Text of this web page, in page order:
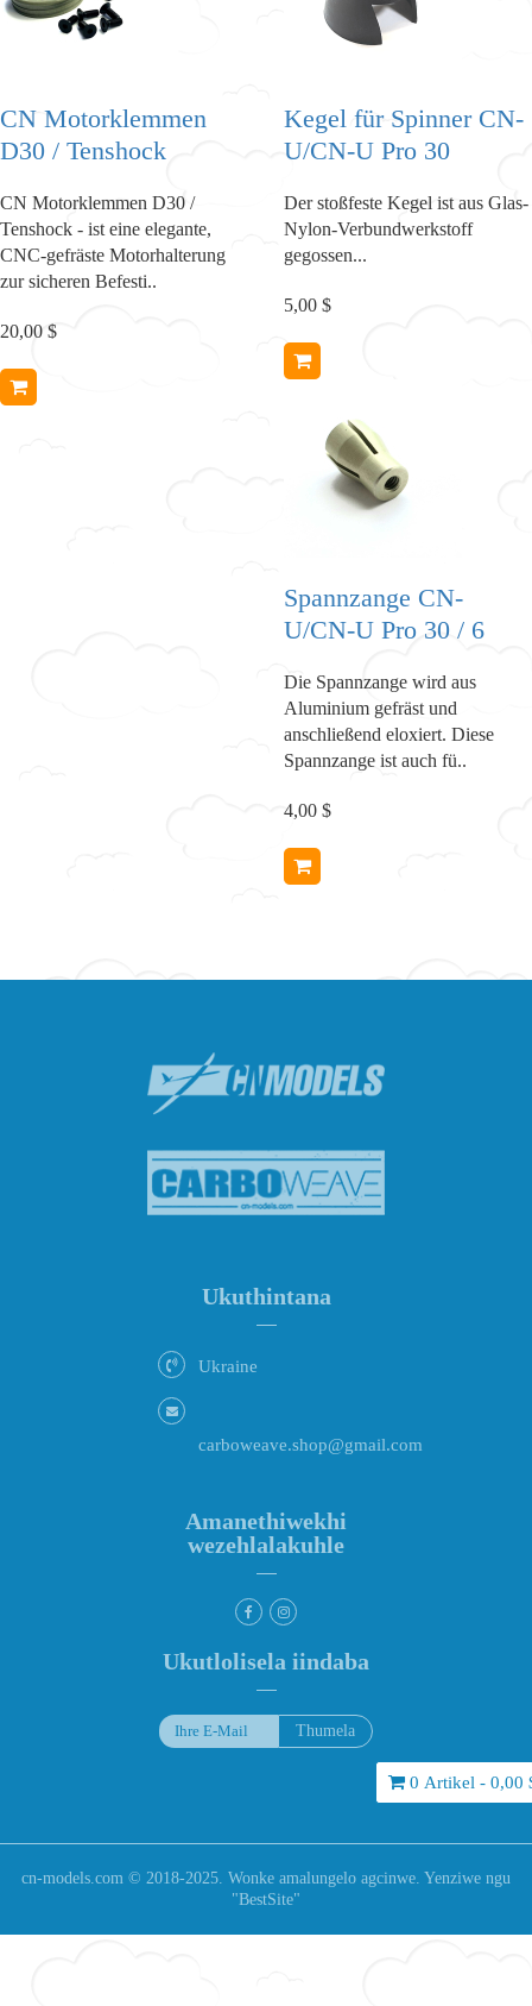
0 Artikel - 0,00
CN Motorklemmen
D30 / Tenshock
CN Motorklemmen D30 /
Tenshock - ist eine elegante,
CNC-gefräste Motorhalterung
zur sicheren Befesti..
20,00 $
Kegel für Spinner CN-
U/CN-U Pro 30
Der stoßfeste Kegel ist aus Glas-
Nylon-Verbundwerkstoff
gegossen...
5,00 $
Spannzange CN-
U/CN-U Pro 30 / 6
Die Spannzange wird aus
Aluminium gefräst und
anschließend eloxiert. Diese
Spannzange ist auch fü..
4,00 $
Ukuthintana
Ukraine
carboweave.shop@gmail.com
Amanethiwekhi
wezehlalakuhle
Ukutlolisela iindaba
cn-models.com © 2018-2025. Wonke amalungelo agcinwe. Yenziwe ngu
"BestSite"